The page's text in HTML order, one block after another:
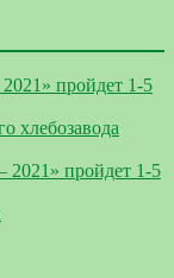
пройдет 1-5
хлебозавода
2021» пройдет 1-5